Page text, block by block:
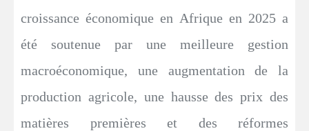
croissance économique en Afrique en 2025 a
été soutenue par une meilleure gestion
macroéconomique, une augmentation de la
production agricole, une hausse des prix des
matières premières et des réformes